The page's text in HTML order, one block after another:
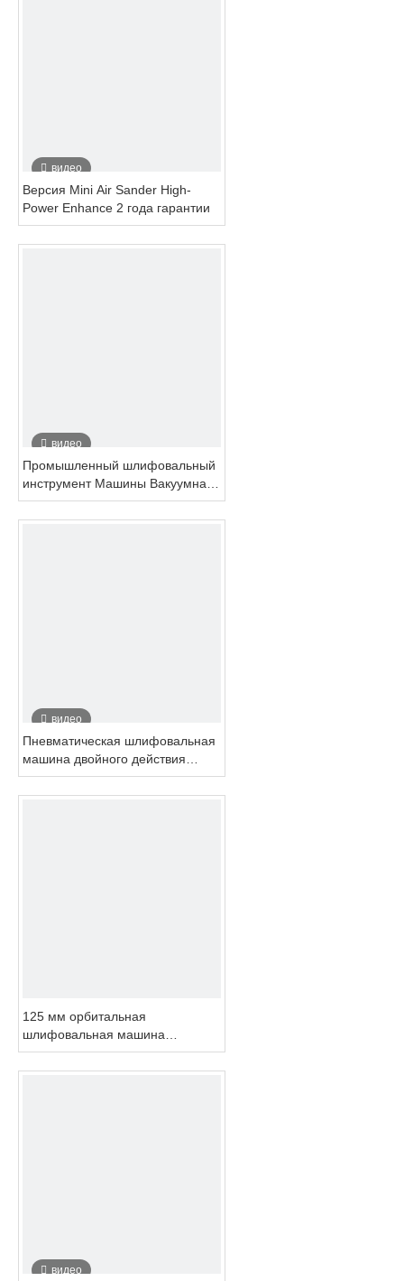
видео
Версия Mini Air Sander High-
Power Enhance 2 года гарантии
видео
Промышленный шлифовальный
инструмент Машины Вакуумная
система Поворотный тип 3
дюйма 4 дюйма 5 дюймов 6
видео
Пневматическая шлифовальная
машина двойного действия
промышленного класса с
вакуумной системой 150 мм
125 мм орбитальная
шлифовальная машина
воздушная шлифовальная
машина орбитальная 3 мм
видео